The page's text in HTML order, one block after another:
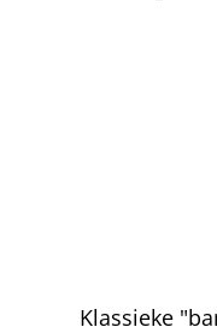
Klassieke